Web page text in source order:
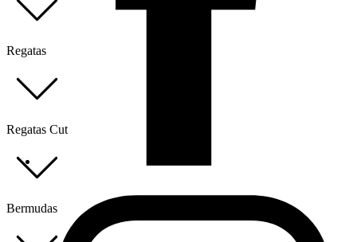
Regatas
Regatas Cut
Bermudas